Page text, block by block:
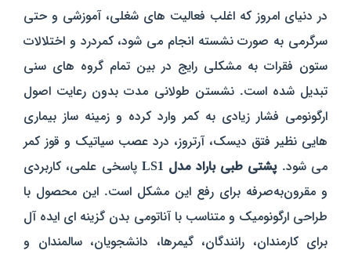
در دنیای امروز که اغلب فعالیت‌ های شغلی، آموزشی و حتی
سرگرمی به صورت نشسته انجام می‌ شود، کمردرد و اختلالات
ستون فقرات به مشکلی رایج در بین تمام گروه‌ های سنی
تبدیل شده است. نشستن طولانی‌ مدت بدون رعایت اصول
ارگونومی فشار زیادی به کمر وارد کرده و زمینه‌ ساز بیماری‌
هایی نظیر فتق دیسک، آرتروز، درد عصب سیاتیک و قوز کمر
می‌ شود.پشتی طبی باراد مدل LS1
پاسخی علمی، کاربردی
و مقرون‌به‌صرفه برای رفع این مشکل است. این محصول با
طراحی ارگونومیک و متناسب با آناتومی بدن گزینه‌ ای ایده‌ آل
برای کارمندان، رانندگان، گیمرها، دانشجویان، سالمندان و